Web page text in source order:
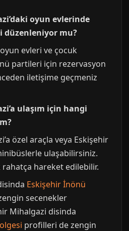
oyun evlerinde
düzenleniyor mu?
evleri ve çocuk
partileri için rezervasyon
iletişime geçmeniz
ulaşım için hangi
özel araçla veya Eskişehir
ulaşabilirsiniz.
hareket edilebilir.
Eskişehir İnönü
secenekler
Mihalgazi disinda
profilleri de zengin